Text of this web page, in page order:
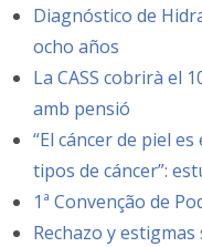
Diagnóstico de
ocho años
La CASS cobrirà el
amb pensió
“El cáncer de piel
tipos de cáncer”:
1ª Convenção de
Rechazo y